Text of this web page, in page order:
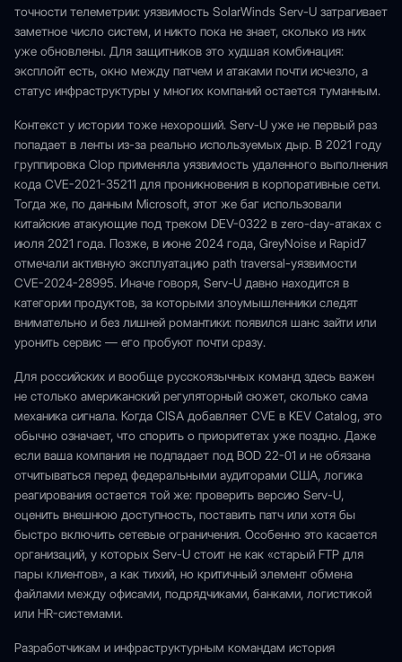
точности телеметрии: уязвимость SolarWinds Serv-U затрагивает
заметное число систем, и никто пока не знает, сколько из них
уже обновлены. Для защитников это худшая комбинация:
эксплойт есть, окно между патчем и атаками почти исчезло, а
статус инфраструктуры у многих компаний остается туманным.
Контекст у истории тоже нехороший. Serv-U уже не первый раз
попадает в ленты из-за реально используемых дыр. В 2021 году
группировка Clop применяла уязвимость удаленного выполнения
кода CVE-2021-35211 для проникновения в корпоративные сети.
Тогда же, по данным Microsoft, этот же баг использовали
китайские атакующие под треком DEV-0322 в zero-day-атаках с
июля 2021 года. Позже, в июне 2024 года, GreyNoise и Rapid7
отмечали активную эксплуатацию path traversal-уязвимости
CVE-2024-28995. Иначе говоря, Serv-U давно находится в
категории продуктов, за которыми злоумышленники следят
внимательно и без лишней романтики: появился шанс зайти или
уронить сервис — его пробуют почти сразу.
Для российских и вообще русскоязычных команд здесь важен
не столько американский регуляторный сюжет, сколько сама
механика сигнала. Когда CISA добавляет CVE в KEV Catalog, это
обычно означает, что спорить о приоритетах уже поздно. Даже
если ваша компания не подпадает под BOD 22-01 и не обязана
отчитываться перед федеральными аудиторами США, логика
реагирования остается той же: проверить версию Serv-U,
оценить внешнюю доступность, поставить патч или хотя бы
быстро включить сетевые ограничения. Особенно это касается
организаций, у которых Serv-U стоит не как «старый FTP для
пары клиентов», а как тихий, но критичный элемент обмена
файлами между офисами, подрядчиками, банками, логистикой
или HR-системами.
Разработчикам и инфраструктурным командам история